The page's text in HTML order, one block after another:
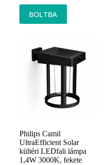
BOLTBA
Philips Camil
UltraEfficient Solar
kültéri LEDfali lámpa
1,4W 3000K, fekete